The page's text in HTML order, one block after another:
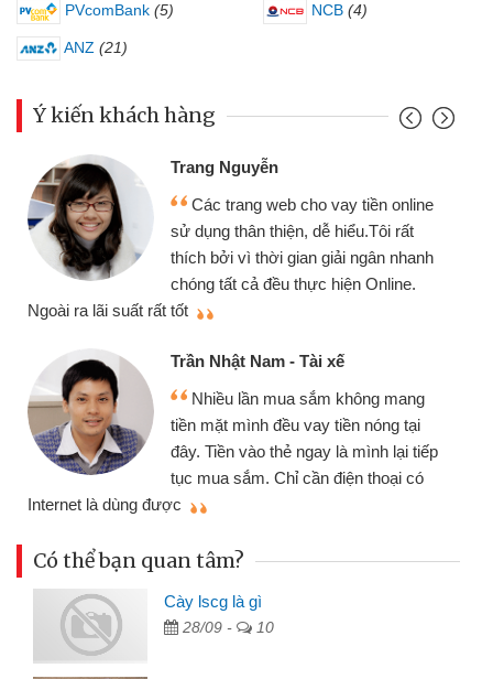
PVcomBank (5) NCB (4)
ANZ (21)
Ý kiến khách hàng
trang web cho vay tiền online
thân thiện, dễ hiểu.Tôi rất
vì thời gian giải ngân nhanh
cả đều thực hiện Online.
Nam - Tài xế
lần mua sắm không mang
mình đều vay tiền nóng tại
vào thẻ ngay là mình lại tiếp
sắm. Chỉ cần điện thoại có
chiếc xe
nhiều lúc
đến website
đã giải
Có thể bạn quan tâm?
Cày lscg là gì
28/09 - 10